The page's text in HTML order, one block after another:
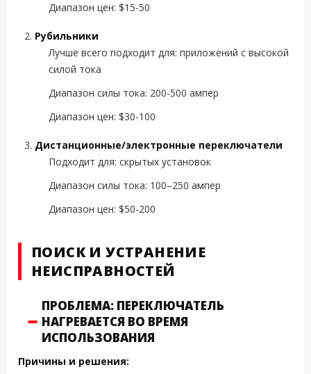
Диапазон цен: $15-50
Рубильники
Лучше всего подходит для: приложений с высокой
силой тока
Диапазон силы тока: 200-500 ампер
Диапазон цен: $30-100
Дистанционные/электронные переключатели
Подходит для: скрытых установок
Диапазон силы тока: 100–250 ампер
Диапазон цен: $50-200
ПОИСК И УСТРАНЕНИЕ
НЕИСПРАВНОСТЕЙ
ПРОБЛЕМА: ПЕРЕКЛЮЧАТЕЛЬ
НАГРЕВАЕТСЯ ВО ВРЕМЯ
ИСПОЛЬЗОВАНИЯ
Причины и решения: